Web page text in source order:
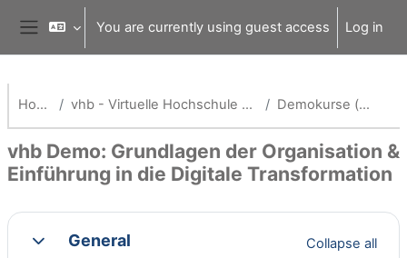
Skip to main content
Side panel
You are currently using guest access Log in
Home vhb - Virtuelle Hochschule Bayern Demokurse (vhb)
vhb Demo: Grundlagen der Organisation &
Einführung in die Digitale Transformation
Section outline
CollapseGeneral Collapse all